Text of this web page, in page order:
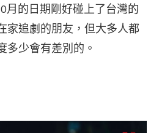
月的日期剛好碰上了台灣的
家追劇的朋友，但大多人都
多少會有差別的。